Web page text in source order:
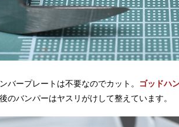
バープレートは不要なのでカット。 ゴッドハ
のバンパーはヤスリがけして整えています。